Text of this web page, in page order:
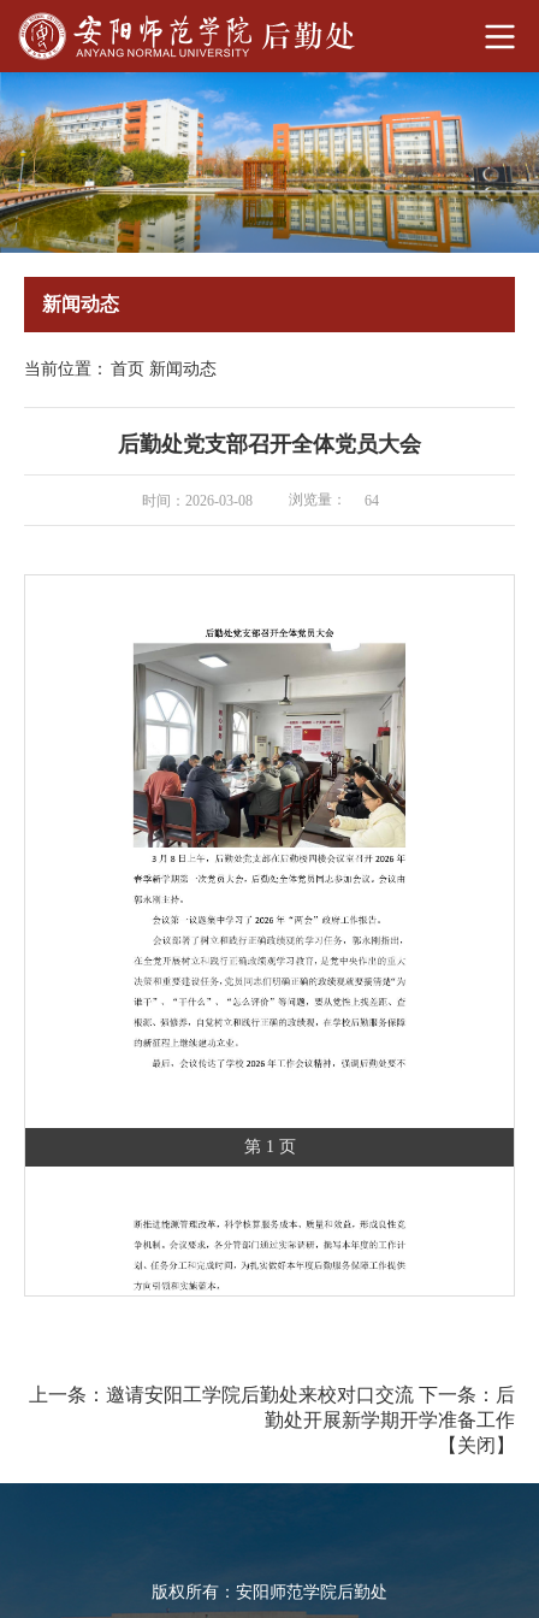
新闻动态
当前位置： 首页 新闻动态
后勤处党支部召开全体党员大会
时间：2026-03-08 浏览量： 64
第 1 页
上一条： 邀请安阳工学院后勤处来校对口交流 下一条： 后
勤处开展新学期开学准备工作
【 关闭 】
版权所有：安阳师范学院后勤处